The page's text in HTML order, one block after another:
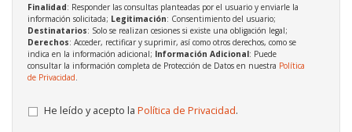
Finalidad: Responder las consultas planteadas por el usuario y enviarle la
información solicitada; Legitimación: Consentimiento del usuario;
Destinatarios: Solo se realizan cesiones si existe una obligación legal;
Derechos: Acceder, rectificar y suprimir, así como otros derechos, como se
indica en la información adicional; Información Adicional: Puede
consultar la información completa de Protección de Datos en nuestra Política
de Privacidad
He leído y acepto la Política de Privacidad.